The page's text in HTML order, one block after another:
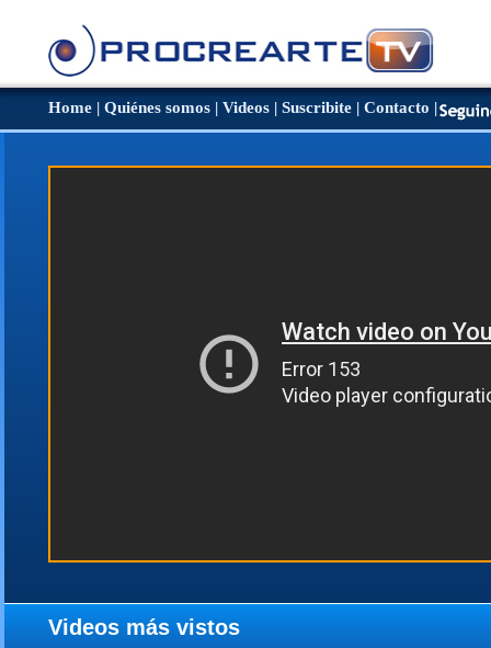
Home | Quiénes somos | Videos | Suscribite | Contacto |
Videos más vistos